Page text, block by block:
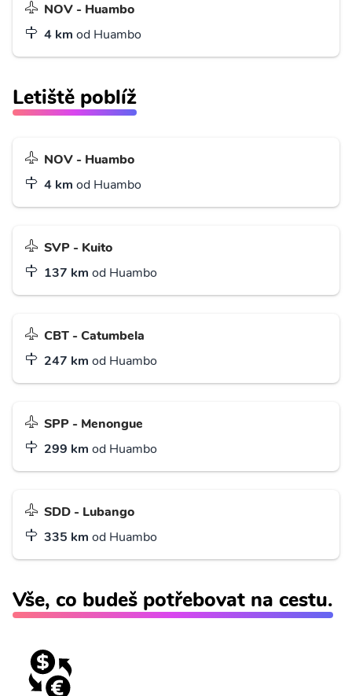
NOV - Huambo
4 km od Huambo
Letiště poblíž
NOV - Huambo
4 km od Huambo
SVP - Kuito
137 km od Huambo
CBT - Catumbela
247 km od Huambo
SPP - Menongue
299 km od Huambo
SDD - Lubango
335 km od Huambo
Vše, co budeš potřebovat na cestu.